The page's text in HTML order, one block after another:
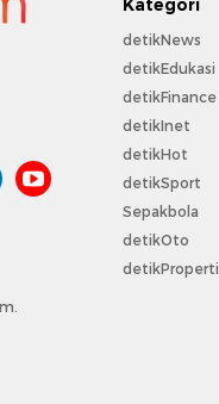
Kategori
detikNews
detikEdukasi
detikFinance
detikInet
detikHot
detikSport
Sepakbola
detikOto
detikProperti